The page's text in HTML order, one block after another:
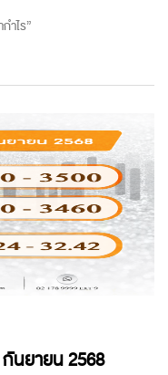
ำไร”
นยายน 2568